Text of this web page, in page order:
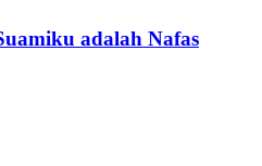
adalah Nafas